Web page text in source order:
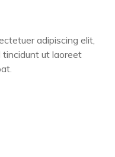
adipiscing elit,
tincidunt ut laoreet